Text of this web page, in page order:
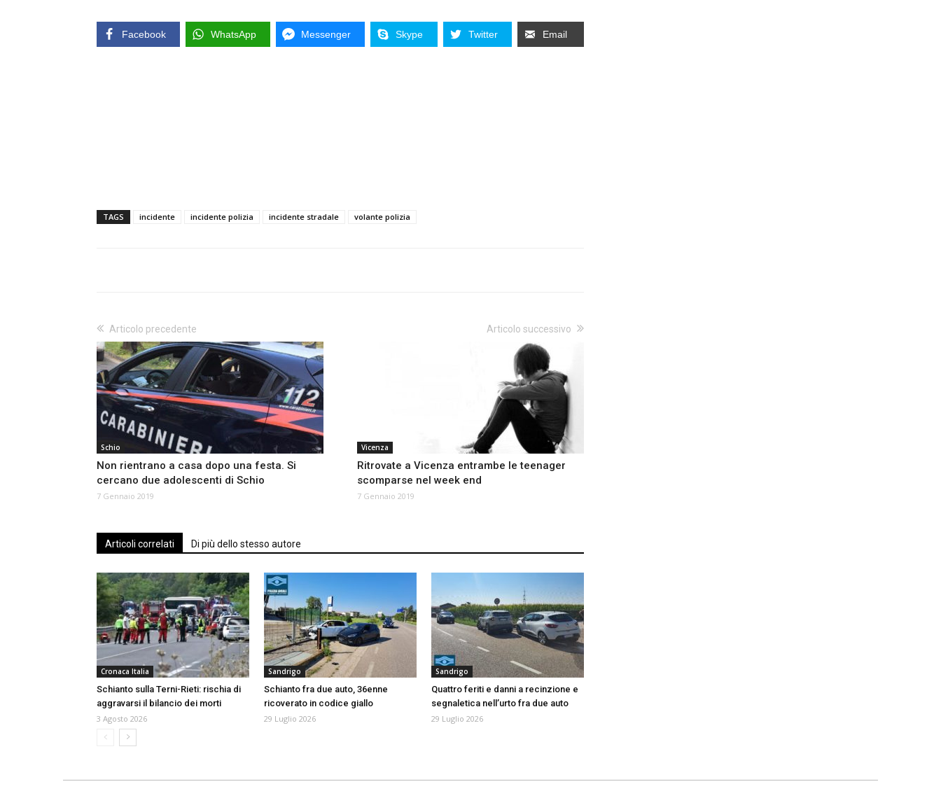
Facebook WhatsApp Messenger Skype Twitter Email
TAGS incidente incidente polizia incidente stradale volante polizia
Articolo precedente
Schio
Non rientrano a casa dopo una festa. Si
cercano due adolescenti di Schio
7 Gennaio 2019
Articolo successivo
Vicenza
Ritrovate a Vicenza entrambe le teenager
scomparse nel week end
7 Gennaio 2019
Articoli correlati Di più dello stesso autore
Cronaca Italia
Schianto sulla Terni-Rieti: rischia di
aggravarsi il bilancio dei morti
3 Agosto 2026
Sandrigo
Schianto fra due auto, 36enne
ricoverato in codice giallo
29 Luglio 2026
Sandrigo
Quattro feriti e danni a recinzione e
segnaletica nell’urto fra due auto
29 Luglio 2026